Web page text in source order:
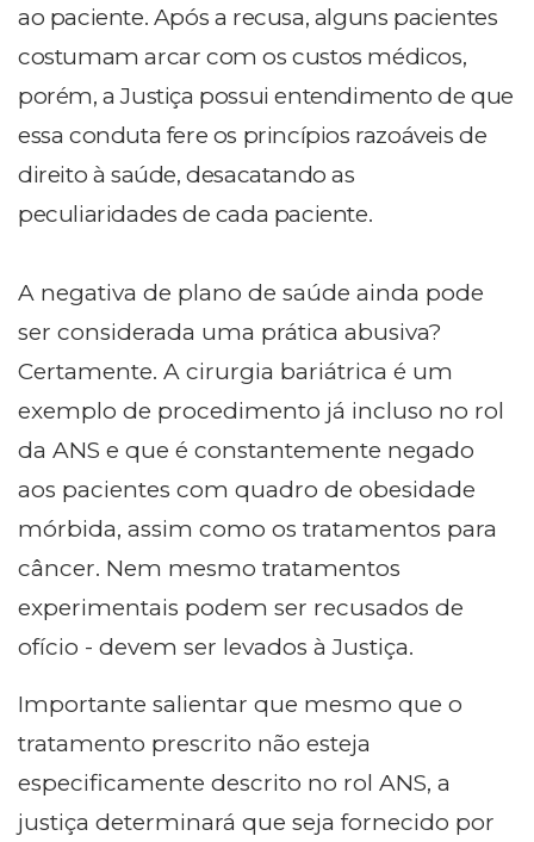
ao paciente. Após a recusa, alguns pacientes
costumam arcar com os custos médicos,
porém, a Justiça possui entendimento de que
essa conduta fere os princípios razoáveis de
direito à saúde, desacatando as
peculiaridades de cada paciente.
A negativa de plano de saúde ainda pode
ser considerada uma prática abusiva?
Certamente. A cirurgia bariátrica é um
exemplo de procedimento já incluso no rol
da ANS e que é constantemente negado
aos pacientes com quadro de obesidade
mórbida, assim como os tratamentos para
câncer. Nem mesmo tratamentos
experimentais podem ser recusados de
ofício - devem ser levados à Justiça.
Importante salientar que mesmo que o
tratamento prescrito não esteja
especificamente descrito no rol ANS, a
justiça determinará que seja fornecido por